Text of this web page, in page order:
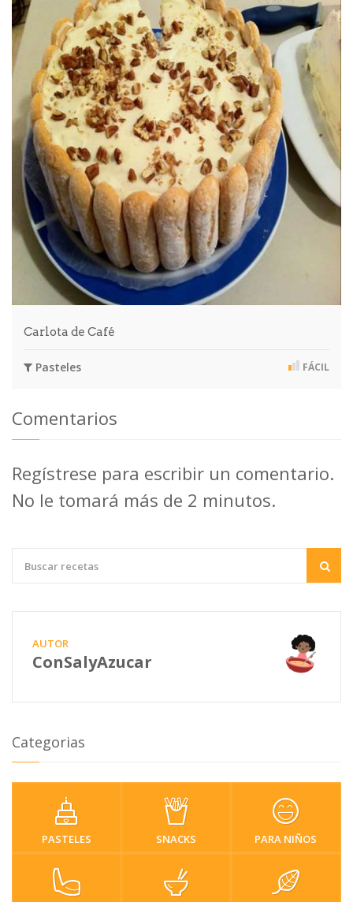
Carlota de Café
Pasteles FÁCIL
Comentarios
Regístrese para escribir un comentario.
No le tomará más de 2 minutos.
AUTOR
ConSalyAzucar
Categorias
PASTELES SNACKS PARA NIÑOS